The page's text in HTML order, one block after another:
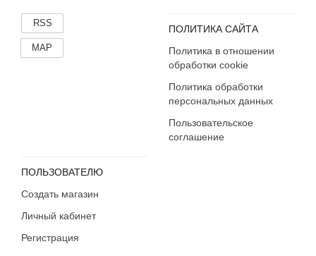
RSS
MAP
ПОЛИТИКА САЙТА
Политика в отношении
обработки cookie
Политика обработки
персональных данных
Пользовательское
соглашение
ПОЛЬЗОВАТЕЛЮ
Создать магазин
Личный кабинет
Регистрация